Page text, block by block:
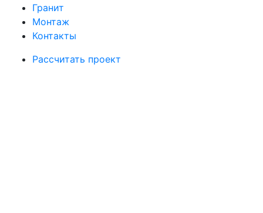
Гранит
Монтаж
Контакты
Рассчитать проект